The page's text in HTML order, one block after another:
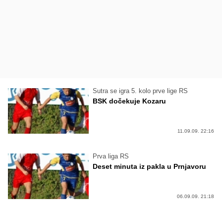
Sutra se igra 5. kolo prve lige RS
BSK dočekuje Kozaru
11.09.09. 22:16
Prva liga RS
Deset minuta iz pakla u Prnjavoru
06.09.09. 21:18